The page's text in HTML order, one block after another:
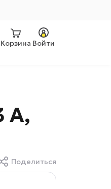
Корзина Войти
А,
Поделиться